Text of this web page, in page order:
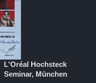
L'Oréal Hochsteck
Seminar, München